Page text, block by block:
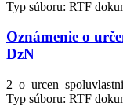
Typ súboru: RTF
Oznámenie o
DzN
Typ súboru: RTF